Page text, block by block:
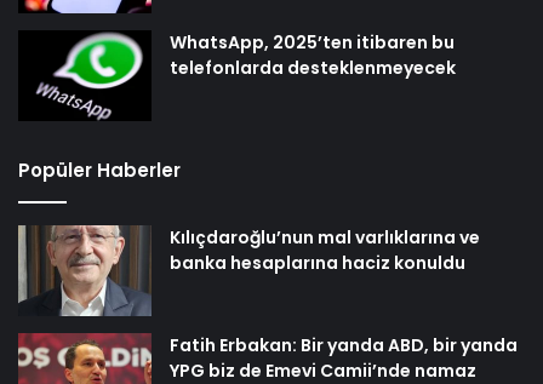
WhatsApp, 2025’ten itibaren bu
telefonlarda desteklenmeyecek
Popüler Haberler
Kılıçdaroğlu’nun mal varlıklarına ve
banka hesaplarına haciz konuldu
Fatih Erbakan: Bir yanda ABD, bir yanda
YPG biz de Emevi Camii’nde namaz